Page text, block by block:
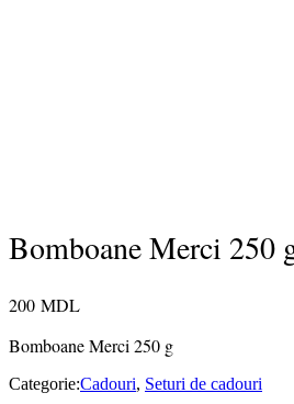
Bomboane Merci 250
200 MDL
Bomboane Merci 250 g
Categorie:Cadouri, Seturi de cadouri